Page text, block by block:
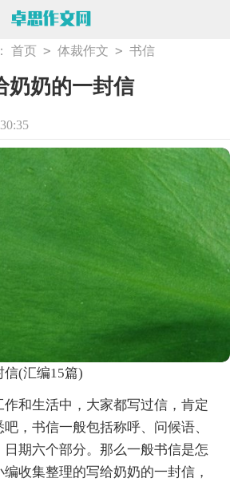
首页 > 体裁作文 > 书信
奶奶的一封信
信(汇编15篇)
和生活中，大家都写过信，肯定
，书信一般包括称呼、问候语、
期六个部分。那么一般书信是怎
收集整理的写给奶奶的一封信，